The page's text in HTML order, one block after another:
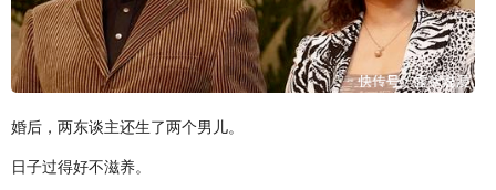
婚后，两东谈主还生了两个男儿。
日子过得好不滋养。